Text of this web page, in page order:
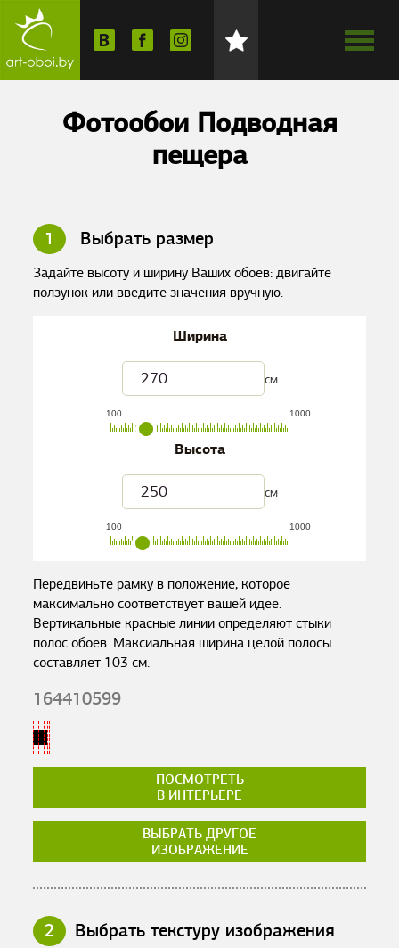
Фотообои Подводная
пещера
1 Выбрать размер
Задайте высоту и ширину Ваших обоев: двигайте
ползунок или введите значения вручную.
Ширина
см
100 1000
Высота
см
100 1000
Передвиньте рамку в положение, которое
максимально соответствует вашей идее.
Вертикальные красные линии определяют стыки
полос обоев. Максиальная ширина целой полосы
составляет 103 см.
164410599
ПОСМОТРЕТЬ
В ИНТЕРЬЕРЕ
ВЫБРАТЬ ДРУГОЕ
ИЗОБРАЖЕНИЕ
2 Выбрать текстуру изображения